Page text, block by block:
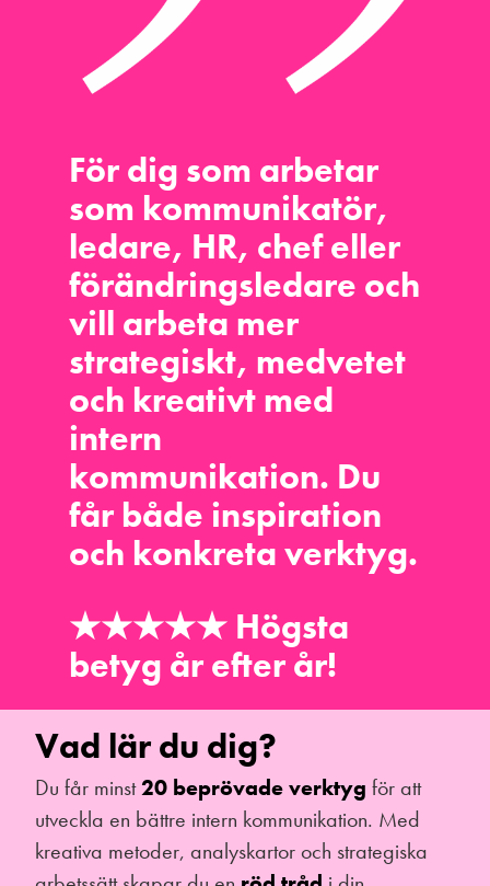
För dig som arbetar
som kommunikatör,
ledare, HR, chef eller
förändringsledare och
vill arbeta mer
strategiskt, medvetet
och kreativt med
intern
kommunikation. Du
får både inspiration
och konkreta verktyg.
★★★★★ Högsta
betyg år efter år!
Vad lär du dig?
Du får minst20 beprövade verktyg för att
utveckla en bättre intern kommunikation. Med
kreativa metoder, analyskartor och strategiska